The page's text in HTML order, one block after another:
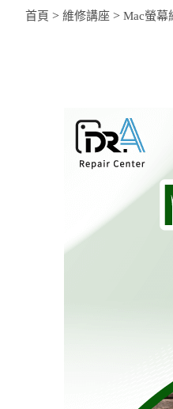
首頁 > 維修講座 > Mac螢幕